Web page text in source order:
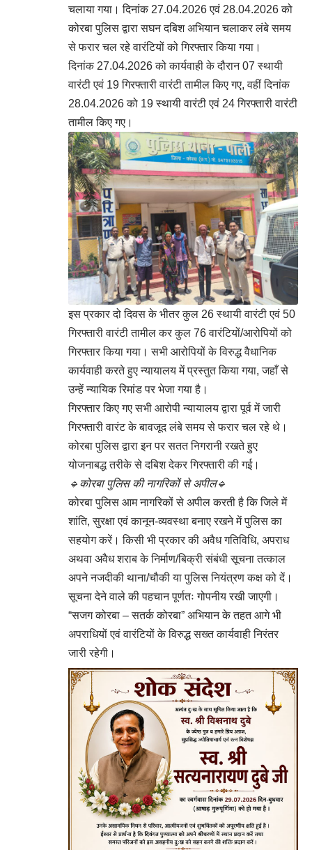
चलाया गया। दिनांक 27.04.2026 एवं 28.04.2026 को
कोरबा पुलिस द्वारा सघन दबिश अभियान चलाकर लंबे समय
से फरार चल रहे वारंटियों को गिरफ्तार किया गया।
दिनांक 27.04.2026 को कार्यवाही के दौरान 07 स्थायी
वारंटी एवं 19 गिरफ्तारी वारंटी तामील किए गए, वहीं दिनांक
28.04.2026 को 19 स्थायी वारंटी एवं 24 गिरफ्तारी वारंटी
तामील किए गए।
इस प्रकार दो दिवस के भीतर कुल 26 स्थायी वारंटी एवं 50
गिरफ्तारी वारंटी तामील कर कुल 76 वारंटियों/आरोपियों को
गिरफ्तार किया गया। सभी आरोपियों के विरुद्ध वैधानिक
कार्यवाही करते हुए न्यायालय में प्रस्तुत किया गया, जहाँ से
उन्हें न्यायिक रिमांड पर भेजा गया है।
गिरफ्तार किए गए सभी आरोपी न्यायालय द्वारा पूर्व में जारी
गिरफ्तारी वारंट के बावजूद लंबे समय से फरार चल रहे थे।
कोरबा पुलिस द्वारा इन पर सतत निगरानी रखते हुए
योजनाबद्ध तरीके से दबिश देकर गिरफ्तारी की गई।
🔹कोरबा पुलिस की नागरिकों से अपील🔹
कोरबा पुलिस आम नागरिकों से अपील करती है कि जिले में
शांति, सुरक्षा एवं कानून-व्यवस्था बनाए रखने में पुलिस का
सहयोग करें। किसी भी प्रकार की अवैध गतिविधि, अपराध
अथवा अवैध शराब के निर्माण/बिक्री संबंधी सूचना तत्काल
अपने नजदीकी थाना/चौकी या पुलिस नियंत्रण कक्ष को दें।
सूचना देने वाले की पहचान पूर्णतः गोपनीय रखी जाएगी।
“सजग कोरबा – सतर्क कोरबा” अभियान के तहत आगे भी
अपराधियों एवं वारंटियों के विरुद्ध सख्त कार्यवाही निरंतर
जारी रहेगी।